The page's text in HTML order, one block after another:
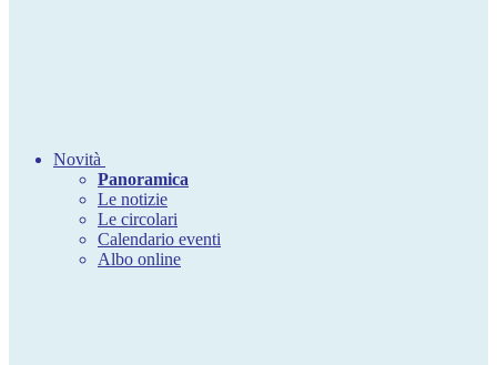
Novità
Panoramica
Le notizie
Le circolari
Calendario eventi
Albo online